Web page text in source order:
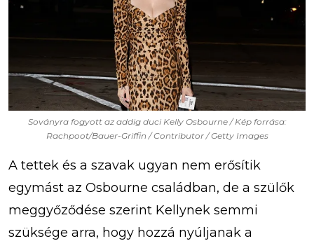
Soványra fogyott az addig duci Kelly Osbourne / Kép forrása:
Rachpoot/Bauer-Griffin / Contributor / Getty Images
A tettek és a szavak ugyan nem erősítik
egymást az Osbourne családban, de a szülők
meggyőződése szerint Kellynek semmi
szüksége arra, hogy hozzá nyúljanak a